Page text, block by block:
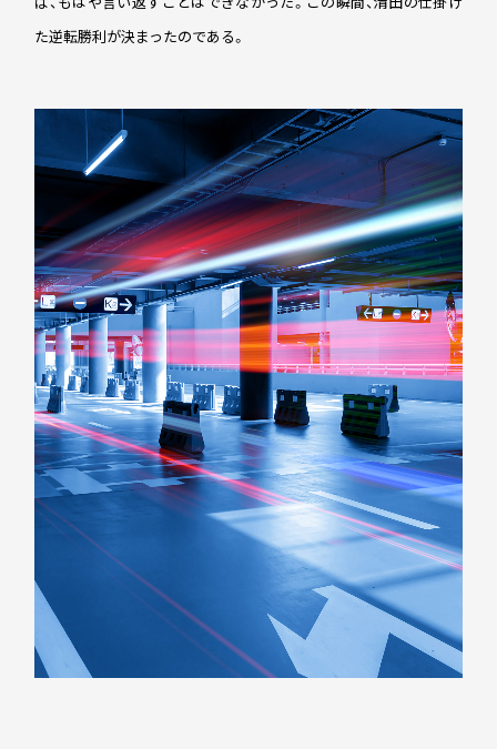
た逆転勝利が決まったのである。